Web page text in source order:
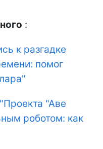
:
к разгадке
помог
"Аве
роботом: как